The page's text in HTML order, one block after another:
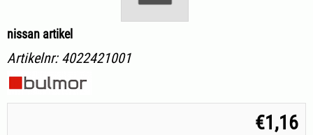
nissan artikel
Artikelnr: 4022421001
€1,16